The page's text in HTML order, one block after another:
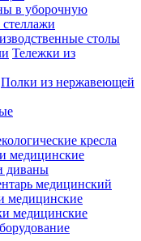
в уборочную
столы
Тележки из
Полки из нержавеющей
кресла
медицинские
диваны
медицинский
медицинские
медицинские